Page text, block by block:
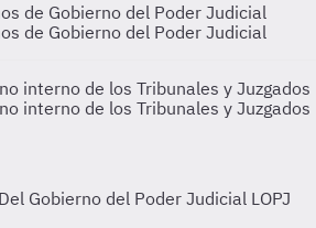
de Gobierno del Poder Judicial
de Gobierno del Poder Judicial
interno de los Tribunales y Juzgados
interno de los Tribunales y Juzgados